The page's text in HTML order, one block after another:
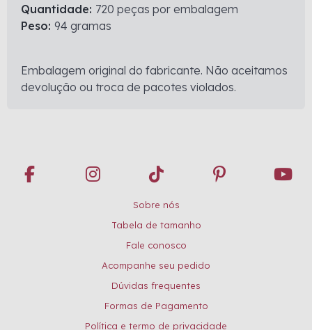
Quantidade: 720 peças por embalagem
Peso: 94 gramas
Embalagem original do fabricante. Não aceitamos
devolução ou troca de pacotes violados.
Sobre nós
Tabela de tamanho
Fale conosco
Acompanhe seu pedido
Dúvidas frequentes
Formas de Pagamento
Política e termo de privacidade